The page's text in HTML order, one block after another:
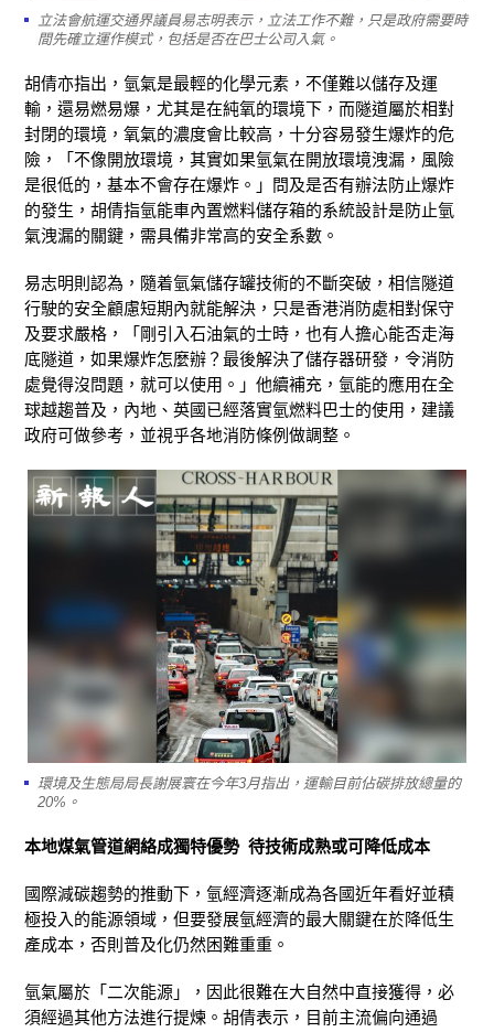
立法會航運交通界議員易志明表示，立法工作不難，只是政府需要時
間先確立運作模式，包括是否在巴士公司入氣。
胡倩亦指出，氫氣是最輕的化學元素，不僅難以儲存及運
輸，還易燃易爆，尤其是在純氧的環境下，而隧道屬於相對
封閉的環境，氧氣的濃度會比較高，十分容易發生爆炸的危
險，「不像開放環境，其實如果氫氣在開放環境洩漏，風險
是很低的，基本不會存在爆炸。」
問及是否有辦法防止爆炸
的發生，胡倩指氫能車內置燃料儲存箱的系統設計是防止氫
氣洩漏的關鍵，需具備非常高的安全系數。
易志明則認為，隨着氫氣儲存罐技術的不斷突破，相信隧道
行駛的安全顧慮短期內就能解決，只是香港消防處相對保守
及要求嚴格，「剛引入石油氣的士時，也有人擔心能否走海
底隧道，如果爆炸怎麼辦？最後解決了儲存器研發，令消防
處覺得沒問題，就可以使用。」 他續補充，氫能的應用在全
球越趨普及，內地、英國已經落實氫燃料巴士的使用，建議
政府可做參考，並視乎各地消防條例做調整。
環境及生態局局長謝展寰在今年3月指出，運輸目前佔碳排放總量的
20%。
本地煤氣管道網絡成獨特優勢 待技術成熟或可降低成本
國際減碳趨勢的推動下，氫經濟逐漸成為各國近年看好並積
極投入的能源領域，但要發展氫經濟的最大關鍵在於降低生
產成本，否則普及化仍然困難重重。
氫氣屬於「二次能源」，因此很難在大自然中直接獲得，必
須經過其他方法進行提煉。胡倩表示，目前主流偏向通過